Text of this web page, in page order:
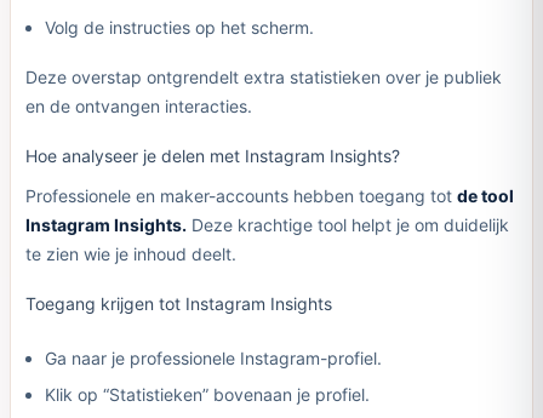
Volg de instructies op het scherm.
Deze overstap ontgrendelt extra statistieken over je publiek
en de ontvangen interacties.
Hoe analyseer je delen met Instagram Insights?
Professionele en maker-accounts hebben toegang tot de tool
Instagram Insights. Deze krachtige tool helpt je om duidelijk
te zien wie je inhoud deelt.
Toegang krijgen tot Instagram Insights
Ga naar je professionele Instagram-profiel.
Klik op “Statistieken” bovenaan je profiel.